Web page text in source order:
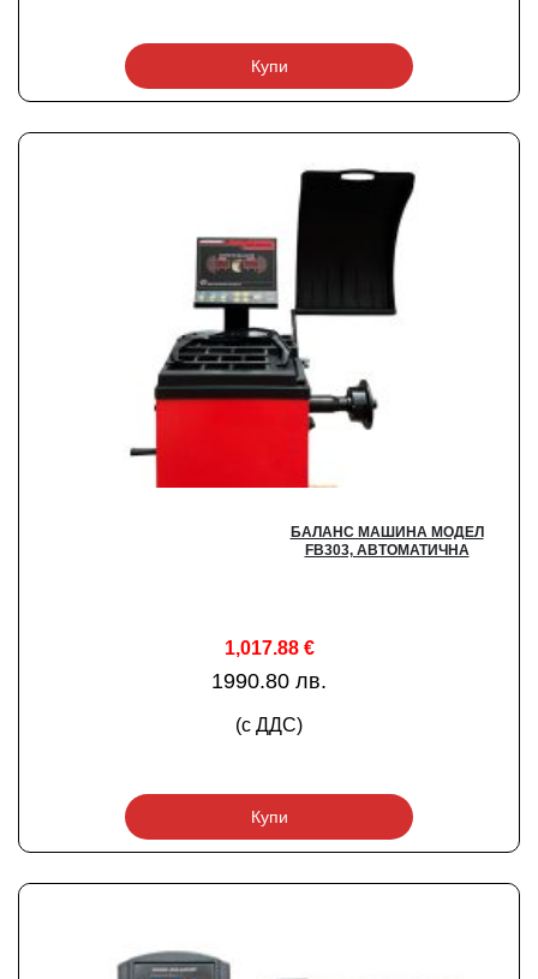
Купи
БАЛАНС МАШИНА МОДЕЛ
FB303, АВТОМАТИЧНА
1,017.88 €
1990.80 лв.
(с ДДС)
Купи